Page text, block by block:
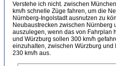
Verstehe ich nicht. zwischen
km/h schnelle Züge fahren, um die
Nürnberg-Ingolstadt ausnutzen zu
Neubaustrecken zwischen Nürnberg
auszulegen, wenn das von Fahrplan
und Würzburg sollen 300 km/h
einzuhalten, zwischen Würzburg
230 km/h aus.